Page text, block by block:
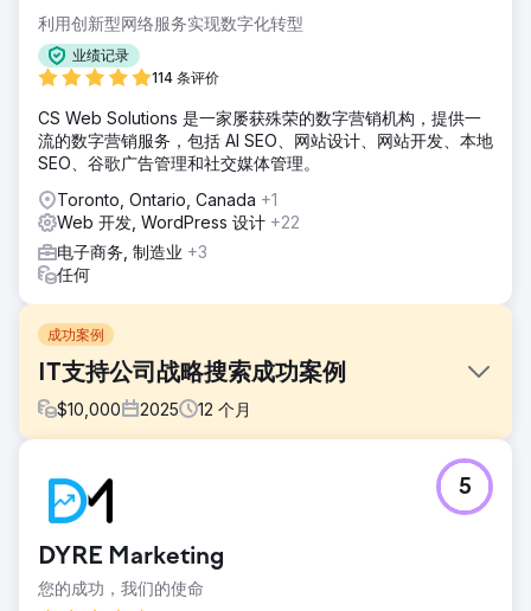
利用创新型网络服务实现数字化转型
业绩记录
114 条评价
CS Web Solutions 是一家屡获殊荣的数字营销机构，提供一
流的数字营销服务，包括 AI SEO、网站设计、网站开发、本地
SEO、谷歌广告管理和社交媒体管理。
Toronto, Ontario, Canada +1
Web 开发, WordPress 设计 +22
电子商务, 制造业 +3
任何
成功案例
IT支持公司战略搜索成功案例
$10,000 2025 12 个月
Emerald Group了解SEO的基础知识，但却难以将这些知识转
化为有效的自然增长。他们的网站需要进行全面审核，以解决
键词的曝光度，并在访客进入网站后提升互动率。由于缺乏明
确的指导，他们无法持续吸引或转化目标受众。
DYRE Marketing
您的成功，我们的使命
5